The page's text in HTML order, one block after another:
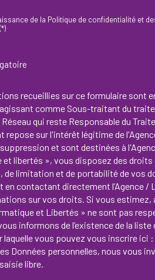
de la Politique de confidentialité et
recueillies sur ce formulaire sont
comme Sous-traitant du
qui reste Responsable du
repose sur l'intérêt légitime de
et sont destinées à
libertés », vous disposez des droits
de limitation et de portabilité de vos
contactant directement l’Agence /
sur vos droits. Si vous
et Libertés » ne sont pas
informons de l’existence de la
laquelle vous pouvez vous inscrire ici :
Données personnelles, nous vous
libre.